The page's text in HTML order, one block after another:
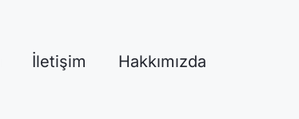
İletişim Hakkımızda